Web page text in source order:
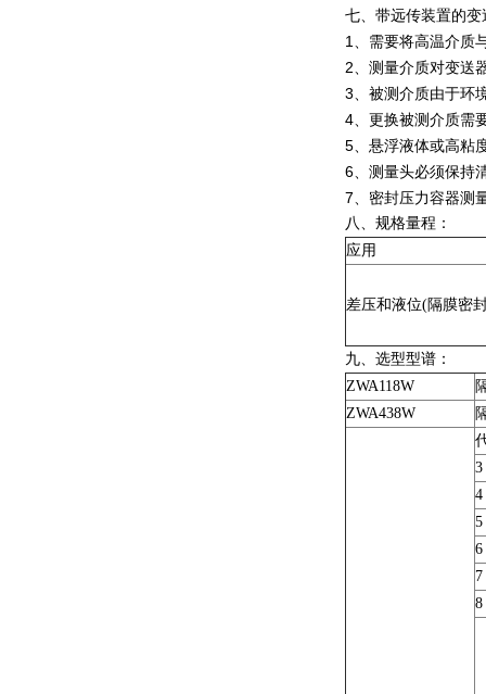
七、带远传装置的
1、需要将高温介质
2、测量介质对变送
3、被测介质由于环
4、更换被测介质需
5、悬浮液体或高粘
6、测量头必须保持
7、密封压力容器测
八、规格量程：
应用
差压和液位(隔膜密
九、选型型谱：
ZWA118W
ZWA438W
3
4
5
6
7
8